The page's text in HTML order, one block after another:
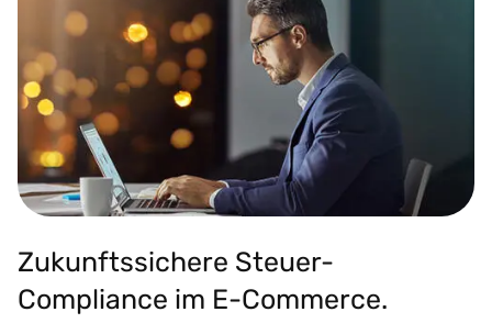
Zukunftssichere Steuer-
Compliance im E-Commerce.